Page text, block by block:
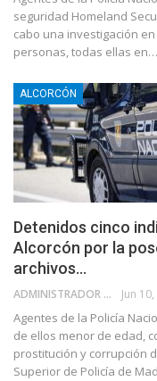
seguridad Homeland
cabo una investigación
personas, todas ellas en…
ALCORCÓN
Detenidos cinco
Alcorcón por la
archivos…
ADMINISTRADOR Jun
Agentes de la Policía
de ellos menor de edad,
prostitución y corrupción
Superior de Policía de